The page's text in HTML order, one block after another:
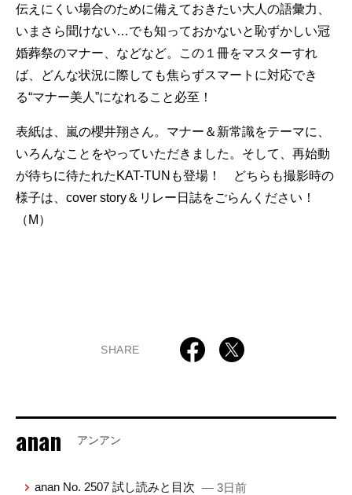
伝えにくい場合のために備えておきたい大人の語彙力、
いまさら聞けない…でも知っておかないと恥ずかしい冠
婚葬祭のマナー、などなど。この１冊をマスターすれ
ば、どんな状況に際しても焦らずスマートに対応でき
る“マナー美人”になれること必至！
表紙は、嵐の櫻井翔さん。マナー＆新常識をテーマに、
いろんなことをやっていただきました。そして、再始動
が待ちに待たれたKAT-TUNも登場！ どちらも撮影時の
様子は、cover story＆リレー日誌をごらんください！
（M）
SHARE
anan アンアン
anan No. 2507 試し読みと目次 — 3日前